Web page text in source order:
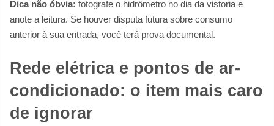
Dica não óbvia: fotografe o hidrômetro no dia da vistoria e
anote a leitura. Se houver disputa futura sobre consumo
anterior à sua entrada, você terá prova documental.
Rede elétrica e pontos de ar-
condicionado: o item mais caro
de ignorar